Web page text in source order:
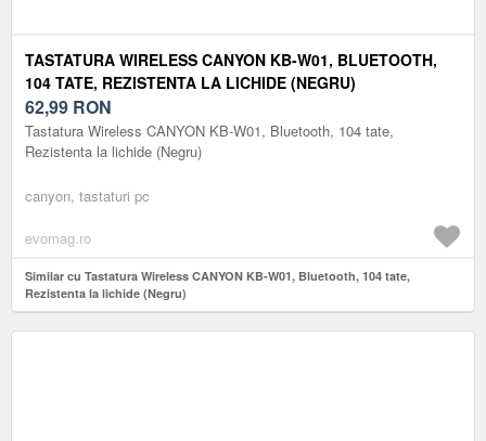
TASTATURA WIRELESS CANYON KB-W01, BLUETOOTH,
104 TATE, REZISTENTA LA LICHIDE (NEGRU)
62,99 RON
Tastatura Wireless CANYON KB-W01, Bluetooth, 104 tate,
Rezistenta la lichide (Negru)
canyon, tastaturi pc
evomag.ro
Similar cu Tastatura Wireless CANYON KB-W01, Bluetooth, 104 tate,
Rezistenta la lichide (Negru)